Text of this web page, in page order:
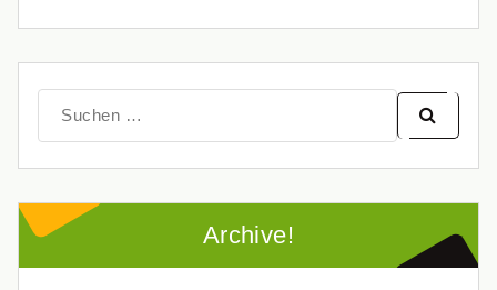
nach:
Archive!